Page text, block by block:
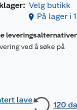
Velg butikk
På lager i
leveringsalternativer
ved å søke på
lave
120